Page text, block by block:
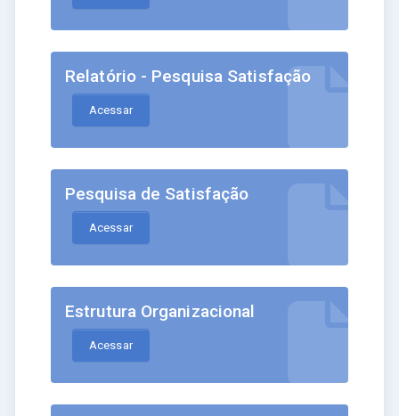
Relatório - Pesquisa Satisfação
Acessar
Pesquisa de Satisfação
Acessar
Estrutura Organizacional
Acessar